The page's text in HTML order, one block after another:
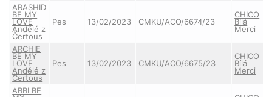
ARASHID
BE MY
LOVE
Andělé z
Čertous
Pes 13/02/2023 CMKU/ACO/6674/23
CHICO
Bílá
Merci
ARCHIE
BE MY
LOVE
Andělé z
Čertous
Pes 13/02/2023 CMKU/ACO/6675/23
CHICO
Bílá
Merci
ABBI BE